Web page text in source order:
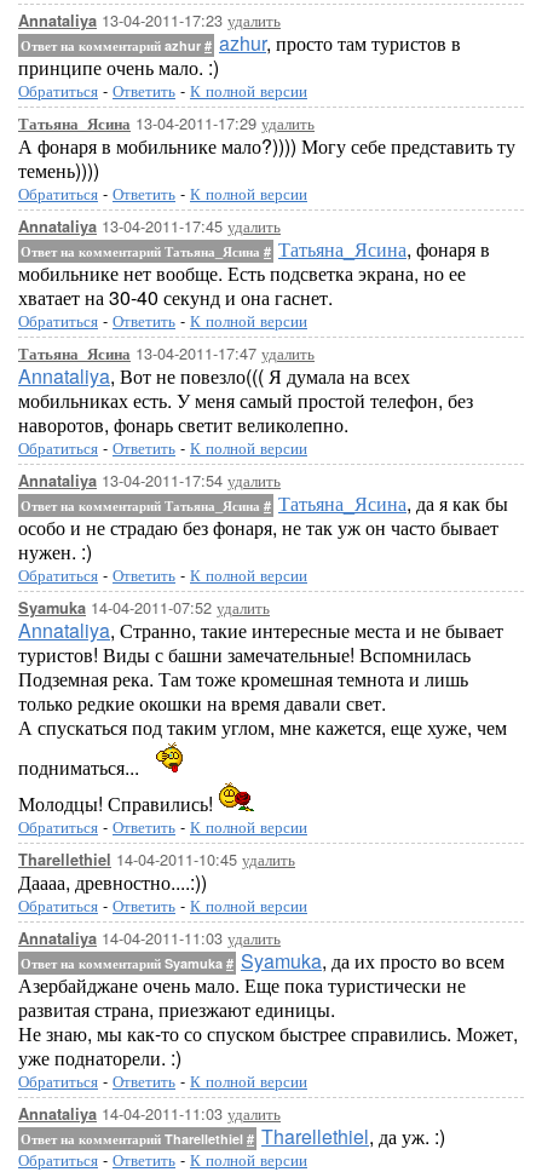
Annataliya 13-04-2011-17:23 удалить
Ответ на комментарий azhur # azhur, просто там туристов в
принципе очень мало. :)
Обратиться - Ответить - К полной версии
Татьяна_Ясина 13-04-2011-17:29 удалить
А фонаря в мобильнике мало?)))) Могу себе представить ту
темень))))
Обратиться - Ответить - К полной версии
Annataliya 13-04-2011-17:45 удалить
Ответ на комментарий Татьяна_Ясина # Татьяна_Ясина, фонаря в
мобильнике нет вообще. Есть подсветка экрана, но ее
хватает на 30-40 секунд и она гаснет.
Обратиться - Ответить - К полной версии
Татьяна_Ясина 13-04-2011-17:47 удалить
Annataliya, Вот не повезло((( Я думала на всех
мобильниках есть. У меня самый простой телефон, без
наворотов, фонарь светит великолепно.
Обратиться - Ответить - К полной версии
Annataliya 13-04-2011-17:54 удалить
Ответ на комментарий Татьяна_Ясина # Татьяна_Ясина, да я как бы
особо и не страдаю без фонаря, не так уж он часто бывает
нужен. :)
Обратиться - Ответить - К полной версии
Syamuka 14-04-2011-07:52 удалить
Annataliya, Странно, такие интересные места и не бывает
туристов! Виды с башни замечательные! Вспомнилась
Подземная река. Там тоже кромешная темнота и лишь
только редкие окошки на время давали свет.
А спускаться под таким углом, мне кажется, еще хуже, чем
подниматься...
Молодцы! Справились!
Обратиться - Ответить - К полной версии
Tharellethiel 14-04-2011-10:45 удалить
Даааа, древностно....:))
Обратиться - Ответить - К полной версии
Annataliya 14-04-2011-11:03 удалить
Ответ на комментарий Syamuka # Syamuka, да их просто во всем
Азербайджане очень мало. Еще пока туристически не
развитая страна, приезжают единицы.
Не знаю, мы как-то со спуском быстрее справились. Может,
уже поднаторели. :)
Обратиться - Ответить - К полной версии
Annataliya 14-04-2011-11:03 удалить
Ответ на комментарий Tharellethiel # Tharellethiel, да уж. :)
Обратиться - Ответить - К полной версии